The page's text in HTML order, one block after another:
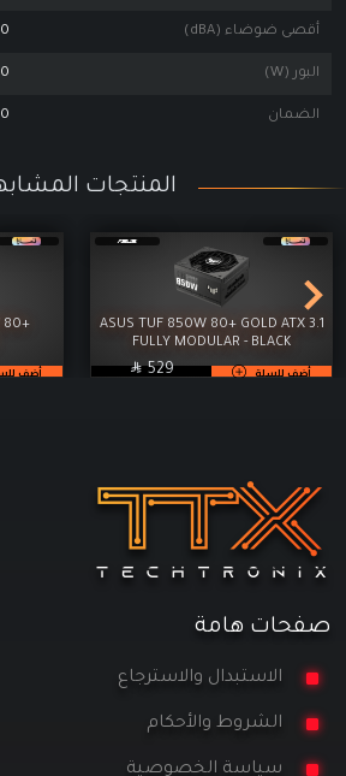
أقصى ضوضاء (dBA)
البور (W)
الضمان 10
المنتجات
ASUS TUF 850W 80+ GOLD ATX 3.1
FULLY MODULAR - BLACK
أضف للسلة  SAR
529
80+
أضف
صفحات هامة
الاستبدال والاسترجاع
الشروط والأحكام
سياسة الخصوصية